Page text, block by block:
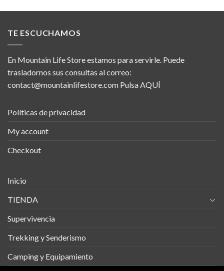
TE ESCUCHAMOS
En Mountain Life Store estamos para servirle. Puede
trasladornos sus consultas al correo:
contact@mountainlifestore.com Pulsa AQUÍ
Políticas de privacidad
My account
Checkout
Inicio
TIENDA
Supervivencia
Trekking y Senderismo
Camping y Equipamiento